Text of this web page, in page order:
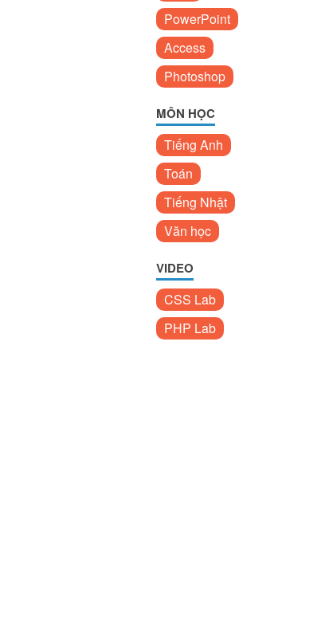
PowerPoint
Access
Photoshop
MÔN HỌC
Tiếng Anh
Toán
Tiếng Nhật
Văn học
VIDEO
CSS Lab
PHP Lab